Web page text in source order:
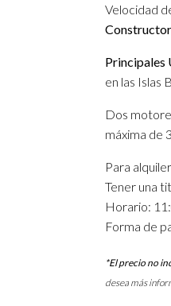
Velocidad
Principales
en las Islas
Dos
máxima de
Para
Tener una
Horario:
Forma de
*El precio no
desea más